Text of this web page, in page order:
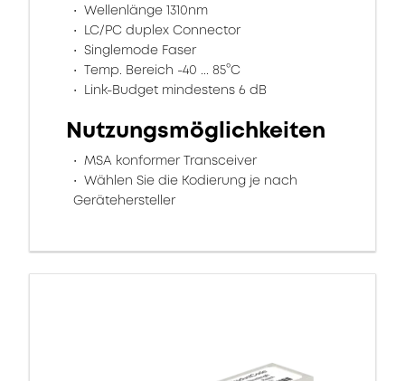
Wellenlänge 1310nm
LC/PC duplex Connector
Singlemode Faser
Temp. Bereich -40 ... 85°C
Link-Budget mindestens 6 dB
Nutzungsmöglichkeiten
MSA konformer Transceiver
Wählen Sie die Kodierung je nach
Gerätehersteller